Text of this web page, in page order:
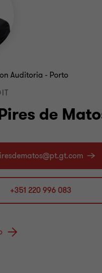
de
Auditoria - Porto
+351 220 996 083